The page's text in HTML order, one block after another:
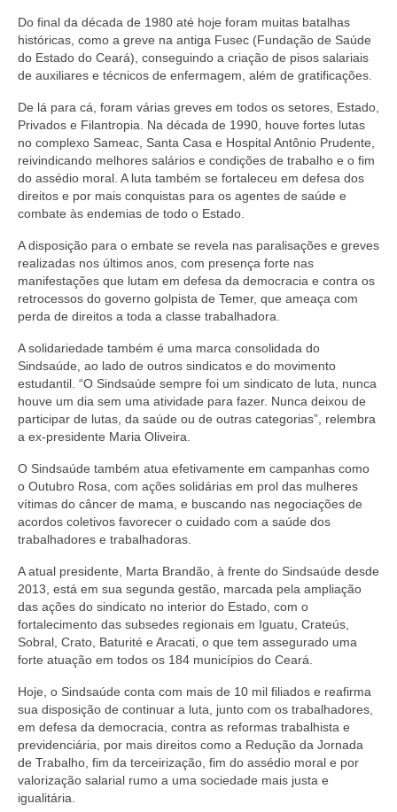
Do final da década de 1980 até hoje foram muitas batalhas
históricas, como a greve na antiga Fusec (Fundação de Saúde
do Estado do Ceará), conseguindo a criação de pisos salariais
de auxiliares e técnicos de enfermagem, além de gratificações.
De lá para cá, foram várias greves em todos os setores, Estado,
Privados e Filantropia. Na década de 1990, houve fortes lutas
no complexo Sameac, Santa Casa e Hospital Antônio Prudente,
reivindicando melhores salários e condições de trabalho e o fim
do assédio moral. A luta também se fortaleceu em defesa dos
direitos e por mais conquistas para os agentes de saúde e
combate às endemias de todo o Estado.
A disposição para o embate se revela nas paralisações e greves
realizadas nos últimos anos, com presença forte nas
manifestações que lutam em defesa da democracia e contra os
retrocessos do governo golpista de Temer, que ameaça com
perda de direitos a toda a classe trabalhadora.
A solidariedade também é uma marca consolidada do
Sindsaúde, ao lado de outros sindicatos e do movimento
estudantil. “O Sindsaúde sempre foi um sindicato de luta, nunca
houve um dia sem uma atividade para fazer. Nunca deixou de
participar de lutas, da saúde ou de outras categorias”, relembra
a ex-presidente Maria Oliveira.
O Sindsaúde também atua efetivamente em campanhas como
o Outubro Rosa, com ações solidárias em prol das mulheres
vítimas do câncer de mama, e buscando nas negociações de
acordos coletivos favorecer o cuidado com a saúde dos
trabalhadores e trabalhadoras.
A atual presidente, Marta Brandão, à frente do Sindsaúde desde
2013, está em sua segunda gestão, marcada pela ampliação
das ações do sindicato no interior do Estado, com o
fortalecimento das subsedes regionais em Iguatu, Crateús,
Sobral, Crato, Baturité e Aracati, o que tem assegurado uma
forte atuação em todos os 184 municípios do Ceará.
Hoje, o Sindsaúde conta com mais de 10 mil filiados e reafirma
sua disposição de continuar a luta, junto com os trabalhadores,
em defesa da democracia, contra as reformas trabalhista e
previdenciária, por mais direitos como a Redução da Jornada
de Trabalho, fim da terceirização, fim do assédio moral e por
valorização salarial rumo a uma sociedade mais justa e
igualitária.